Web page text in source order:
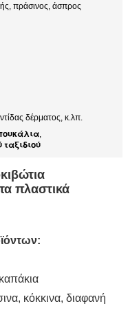
πράσινος, άσπρος
δέρματος, κ.λπ.
,
πλαστικά
κόκκινα, διαφανή